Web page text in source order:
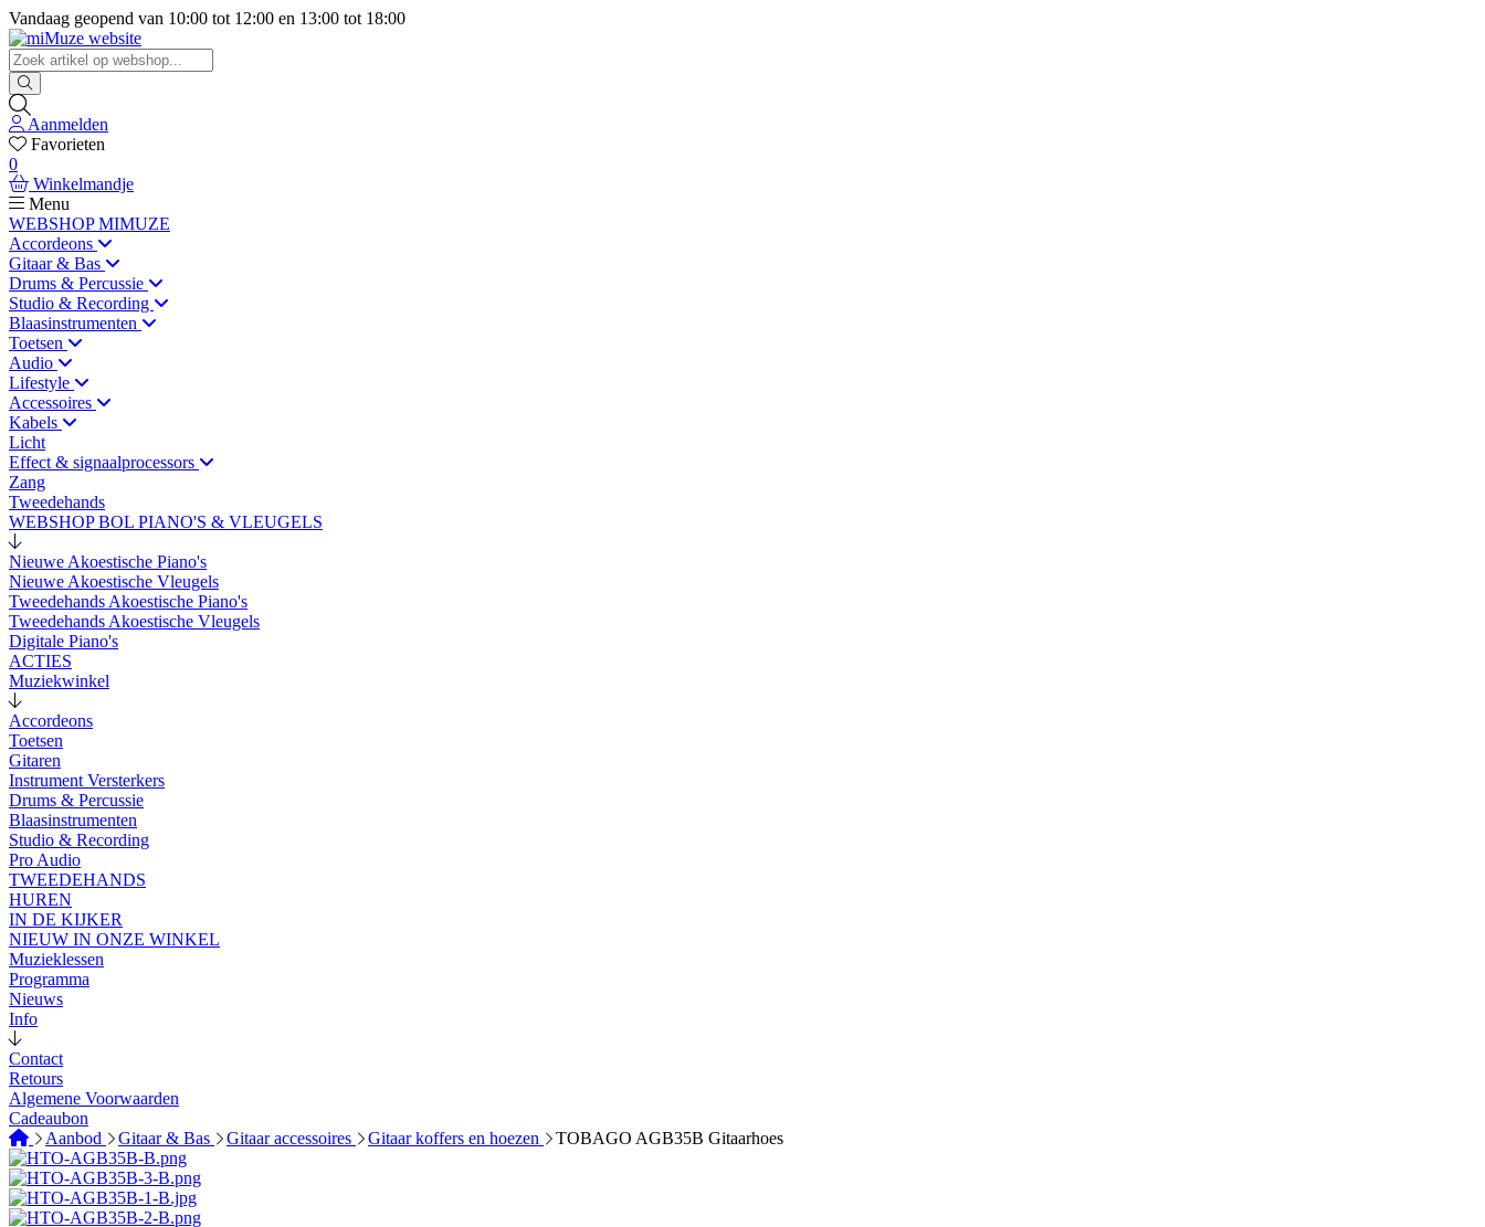
Vandaag geopend van 10:00 tot 12:00 en 13:00 tot 18:00
Aanmelden
Favorieten
0
Winkelmandje
Menu
WEBSHOP MIMUZE
Accordeons
Gitaar & Bas
Drums & Percussie
Studio & Recording
Blaasinstrumenten
Toetsen
Audio
Lifestyle
Accessoires
Kabels
Licht
Effect & signaalprocessors
Zang
Tweedehands
WEBSHOP BOL PIANO'S & VLEUGELS
Nieuwe Akoestische Piano's
Nieuwe Akoestische Vleugels
Tweedehands Akoestische Piano's
Tweedehands Akoestische Vleugels
Digitale Piano's
ACTIES
Muziekwinkel
Accordeons
Toetsen
Gitaren
Instrument Versterkers
Drums & Percussie
Blaasinstrumenten
Studio & Recording
Pro Audio
TWEEDEHANDS
HUREN
IN DE KIJKER
NIEUW IN ONZE WINKEL
Muzieklessen
Programma
Nieuws
Info
Contact
Retours
Algemene Voorwaarden
Cadeaubon
Aanbod
Gitaar & Bas Gitaar accessoires Gitaar koffers en hoezen TOBAGO AGB35B Gitaarhoes